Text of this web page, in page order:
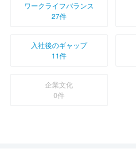
ワークライフバランス
27件
入社後のギャップ
11件
企業文化
0件